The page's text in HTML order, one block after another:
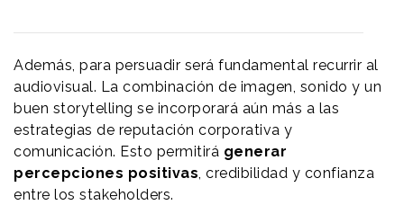
Además, para persuadir será fundamental recurrir al
audiovisual. La combinación de imagen, sonido y un
buen storytelling se incorporará aún más a las
estrategias de reputación corporativa y
comunicación. Esto permitirá generar
percepciones positivas, credibilidad y confianza
entre los stakeholders.